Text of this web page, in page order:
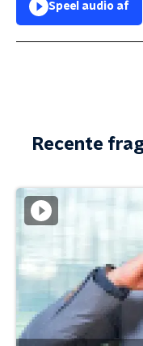
Speel audio af
Recente